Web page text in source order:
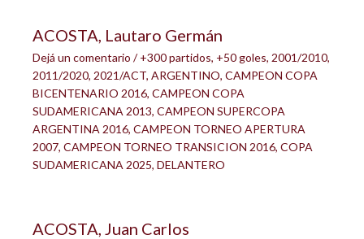
ACOSTA, Lautaro Germán
Dejá un comentario /+300 partidos, +50 goles, 2001/2010,
2011/2020, 2021/ACT, ARGENTINO, CAMPEON COPA
BICENTENARIO 2016, CAMPEON COPA
SUDAMERICANA 2013, CAMPEON SUPERCOPA
ARGENTINA 2016, CAMPEON TORNEO APERTURA
2007, CAMPEON TORNEO TRANSICION 2016, COPA
SUDAMERICANA 2025, DELANTERO
ACOSTA, Juan Carlos